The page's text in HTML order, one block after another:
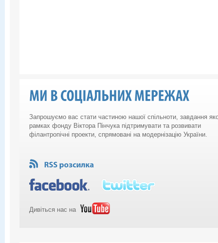
Запрошуємо вас стати частиною нашої спільноти, завдання
рамках фонду Віктора Пінчука підтримувати та розвивати
філантропічні проекти, спрямовані на модернізацію України.
Дивіться нас на